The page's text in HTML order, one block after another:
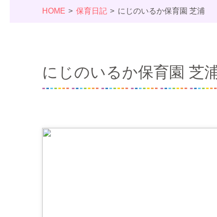
HOME 保育日記 にじのいるか保育園 芝浦
にじのいるか保育園 芝